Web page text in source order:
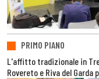
PRIMO PIANO
L'affitto tradizionale in
Rovereto e Riva del